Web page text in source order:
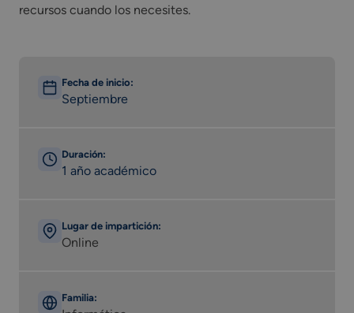
recursos cuando los necesites.
Fecha de inicio:
Septiembre
Duración:
1 año académico
Lugar de impartición:
Online
Familia: